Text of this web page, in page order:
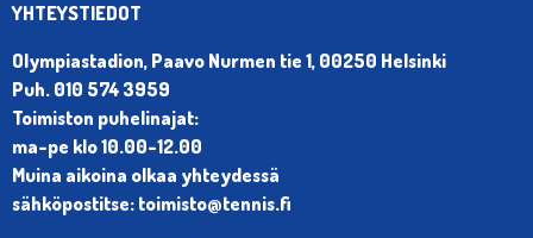
YHTEYSTIEDOT
Olympiastadion, Paavo Nurmen tie 1, 00250 Helsinki
Puh. 010 574 3959
Toimiston puhelinajat:
ma-pe klo 10.00-12.00
Muina aikoina olkaa yhteydessä
sähköpostitse: toimisto@tennis.fi